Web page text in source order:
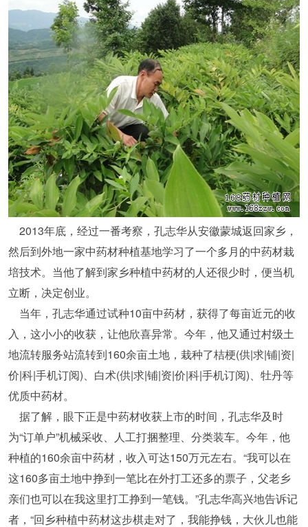
2013年底，经过一番考察，孔志华从安徽蒙城返回家乡，
然后到外地一家中药材种植基地学习了一个多月的中药材栽
培技术。当他了解到家乡种植中药材的人还很少时，便当机
立断，决定创业。
当年，孔志华通过试种10亩中药材，获得了每亩近元的收
入，这小小的收获，让他欣喜异常。今年，他又通过村级土
地流转服务站流转到160余亩土地，栽种了桔梗(供|求|铺|资|
价|科|手机订阅)、白术(供|求|铺|资|价|科|手机订阅)、牡丹等
优质中药材。
据了解，眼下正是中药材收获上市的时间，孔志华及时
为“订单户”机械采收、人工打捆整理、分类装车。今年，他
种植的160余亩中药材，收入可达150万元左右。“我可以在
这160多亩土地中挣到一笔比在外打工还多的票子，父老乡
亲们也可以在我这里打工挣到一笔钱。”孔志华高兴地告诉记
者，“回乡种植中药材这步棋走对了，我能挣钱，大伙儿也能